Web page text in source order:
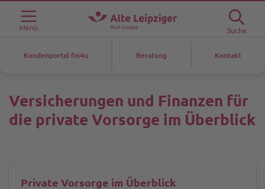
Menü Suche
Kundenportal fin4u Beratung Kontakt
Versicherungen und Finanzen für
die private Vorsorge im Überblick
Private Vorsorge im Überblick